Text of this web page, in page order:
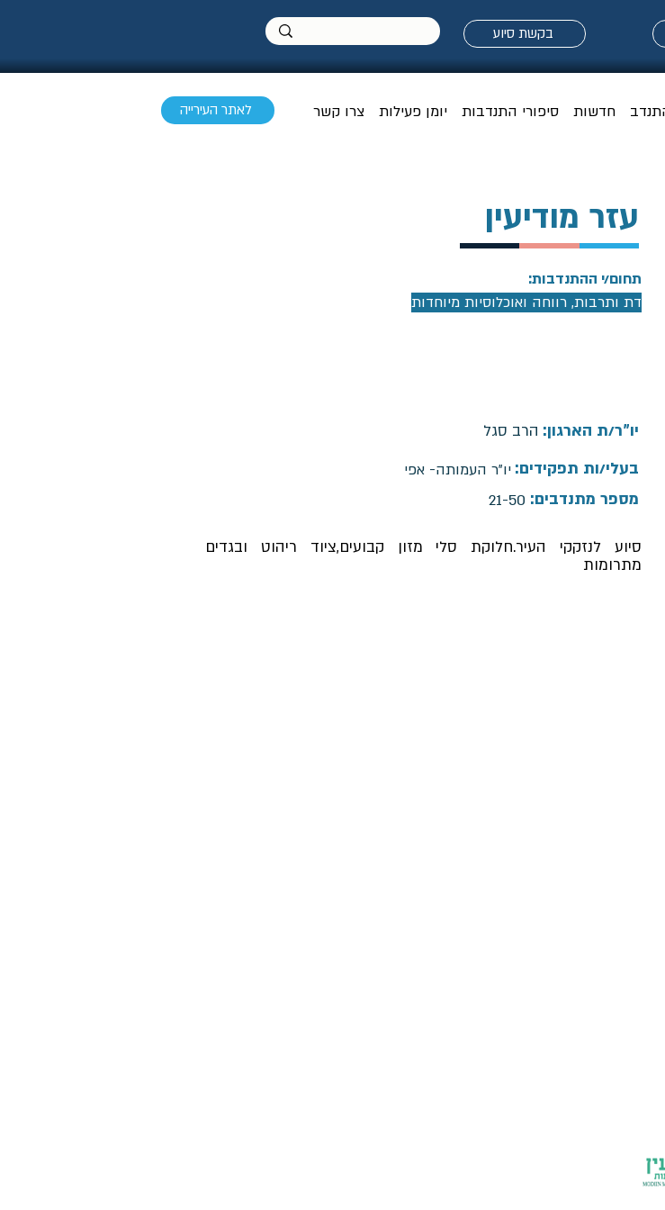
בקשת סיוע
לאתר העירייה חדשות סיפורי התנדבות יומן פעילות צרו קשר
עזר מודיעין
תחום/י ההתנדבות:
דת ותרבות, רווחה ואוכלוסיות מיוחדות
הרב סגל יו"ר/ת הארגון:
יו"ר העמותה- אפי בעלי/ות תפקידים:
21-50 מספר מתנדבים:
סיוע לנזקקי העיר.חלוקת סלי מזון קבועים,ציוד ריהוט ובגדים
מתרומות